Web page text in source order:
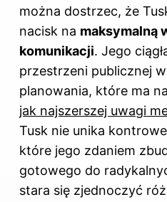
można dostrzec, że
nacisk na maksymalną
komunikacji. Jego
przestrzeni publicznej
planowania, które ma
jak najszerszej uwagi
Tusk nie unika
które jego zdaniem
gotowego do
stara się zjednoczyć